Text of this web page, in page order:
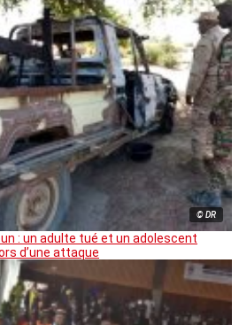
© DR
: un adulte tué et un adolescent
d’une attaque